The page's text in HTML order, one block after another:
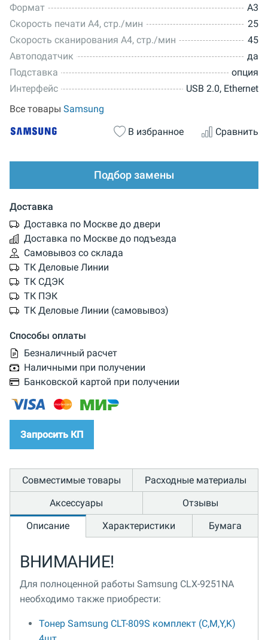
Формат
A3
Скорость печати A4, стр./мин
25
Скорость сканирования А4, стр./мин
45
Автоподатчик
да
Подставка
опция
Интерфейс
USB 2.0, Ethernet
Все товары Samsung
В избранное
Сравнить
Подбор замены
Доставка
Доставка по Москве до двери
Доставка по Москве до подъезда
Самовывоз со склада
ТК Деловые Линии
ТК СДЭК
ТК ПЭК
ТК Деловые Линии (самовывоз)
Способы оплаты
Безналичный расчет
Наличными при получении
Банковской картой при получении
Запросить КП
Совместимые товары
Расходные материалы
Аксессуары
Отзывы
Описание
Характеристики Бумага
ВНИМАНИЕ!
Для полноценной работы Samsung CLX-9251NA
необходимо также приобрести:
Тонер Samsung CLT-809S комплект (C,M,Y,K)